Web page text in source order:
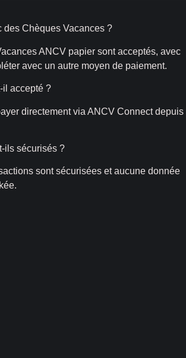
des Chèques Vacances ?
ANCV papier sont acceptés, avec
avec un autre moyen de paiement.
il accepté ?
directement via ANCV Connect depuis
ils sécurisés ?
sont sécurisées et aucune donnée